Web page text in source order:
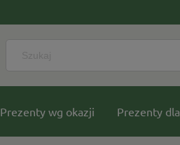
Prezenty wg okazji Prezenty dla